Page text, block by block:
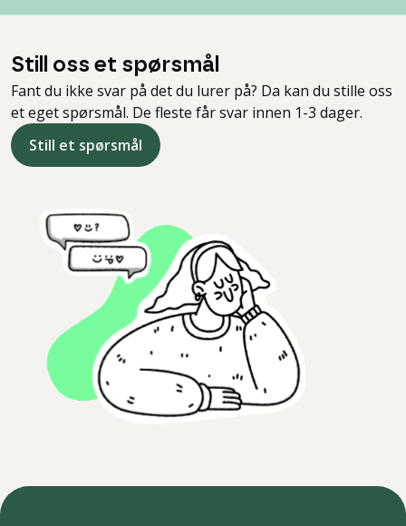
Still oss et spørsmål
Fant du ikke svar på det du lurer på? Da kan du stille oss
et eget spørsmål. De fleste får svar innen 1-3 dager.
Still et spørsmål